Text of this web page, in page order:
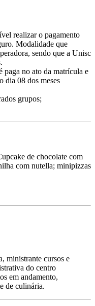
realizar o pagamento
Modalidade que
sendo que a Unisc
paga no ato da matrícula e
dia 08 dos meses
grupos;
de chocolate com
com nutella; minipizzas
ministrante cursos e
do centro
em andamento,
de culinária.